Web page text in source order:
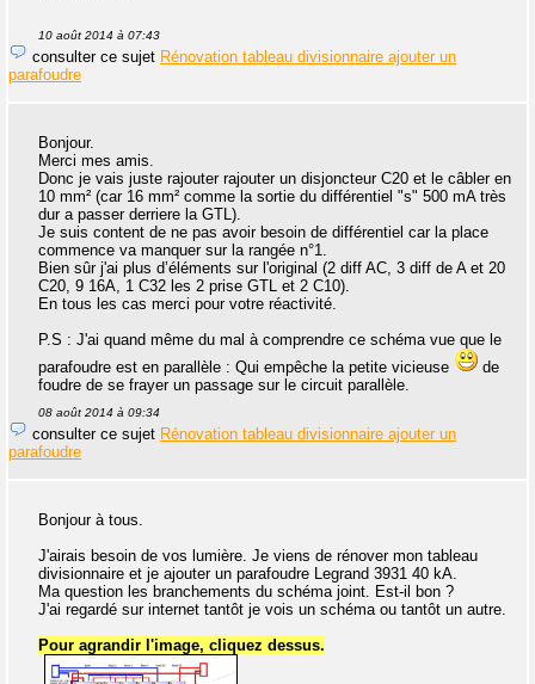
10 août 2014 à 07:43
consulter ce sujet Rénovation tableau divisionnaire ajouter un
parafoudre
Bonjour.
Merci mes amis.
Donc je vais juste rajouter rajouter un disjoncteur C20 et le câbler en
10 mm² (car 16 mm² comme la sortie du différentiel "s" 500 mA très
dur a passer derriere la GTL).
Je suis content de ne pas avoir besoin de différentiel car la place
commence va manquer sur la rangée n°1.
Bien sûr j'ai plus d’éléments sur l'original (2 diff AC, 3 diff de A et 20
C20, 9 16A, 1 C32 les 2 prise GTL et 2 C10).
En tous les cas merci pour votre réactivité.
P.S : J'ai quand même du mal à comprendre ce schéma vue que le
parafoudre est en parallèle : Qui empêche la petite vicieuse
de
foudre de se frayer un passage sur le circuit parallèle.
08 août 2014 à 09:34
consulter ce sujet Rénovation tableau divisionnaire ajouter un
parafoudre
Bonjour à tous.
J'airais besoin de vos lumière. Je viens de rénover mon tableau
divisionnaire et je ajouter un parafoudre Legrand 3931 40 kA.
Ma question les branchements du schéma joint. Est-il bon ?
J'ai regardé sur internet tantôt je vois un schéma ou tantôt un autre.
Pour agrandir l'image, cliquez dessus.